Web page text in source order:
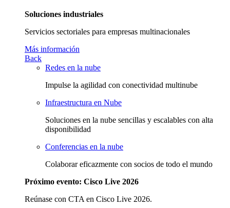
Soluciones industriales
Servicios sectoriales para empresas multinacionales
Más información
Back
Redes en la nube
Impulse la agilidad con conectividad multinube
Infraestructura en Nube
Soluciones en la nube sencillas y escalables con alta
disponibilidad
Conferencias en la nube
Colaborar eficazmente con socios de todo el mundo
Próximo evento: Cisco Live 2026
Reúnase con CTA en Cisco Live 2026.